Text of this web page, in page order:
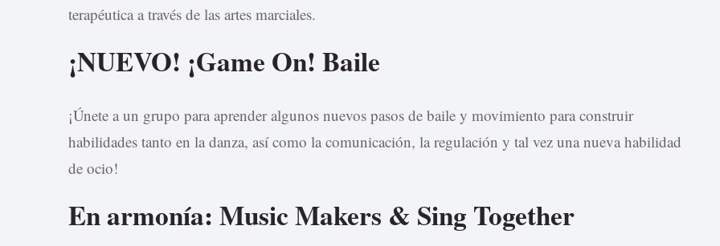
terapéutica a través de las artes marciales.
¡NUEVO! ¡Game On! Baile
¡Únete a un grupo para aprender algunos nuevos pasos de baile y movimiento para construir
habilidades tanto en la danza, así como la comunicación, la regulación y tal vez una nueva habilidad
de ocio!
En armonía: Music Makers & Sing Together